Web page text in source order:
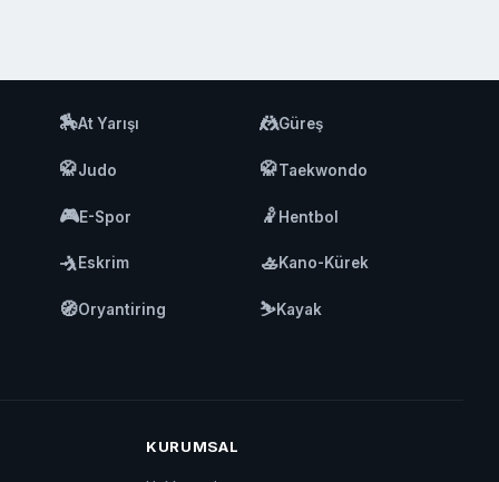
🏇At Yarışı 🤼Güreş
🥋Judo 🥋Taekwondo
🎮E-Spor 🤾Hentbol
🤺Eskrim 🚣Kano-Kürek
🧭Oryantiring ⛷️Kayak
KURUMSAL